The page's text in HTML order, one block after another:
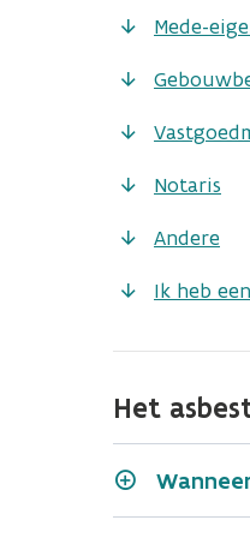
Mede-
Notaris
Andere
Ik heb
Het